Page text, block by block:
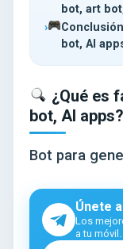
bot, art
bot, AI
¿Qué es
bot, AI apps?
Bot para
Únete
Los
a tu móvil.